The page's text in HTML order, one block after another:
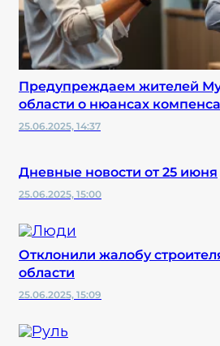
Предупреждаем жителей
области о нюансах
25.06.2025, 14:37
Дневные новости от 25 июня
25.06.2025, 15:00
Отклонили жалобу
области
25.06.2025, 15:09